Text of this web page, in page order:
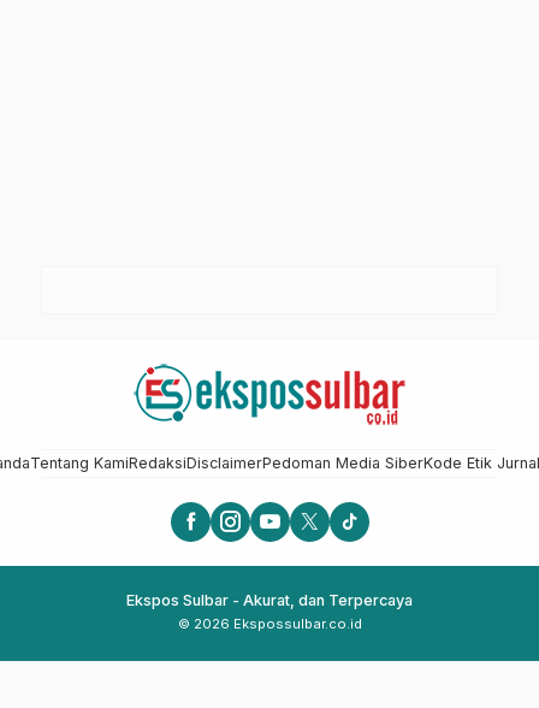
Tentang KamiRedaksiDisclaimerPedoman Media SiberKode Etik
Ekspos Sulbar - Akurat, dan Terpercaya
© 2026 Ekspossulbar.co.id